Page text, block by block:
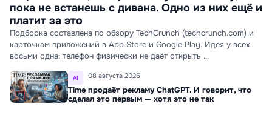
пока не встанешь с дивана. Одно из них ещё и
платит за это
Подборка составлена по обзору TechCrunch (techcrunch.com) и
карточкам приложений в App Store и Google Play. Идея у всех
восьми одна: телефон физически не даёт открыть ...
AI 08 августа 2026
Time продаёт рекламу ChatGPT. И говорит, что
сделал это первым — хотя это не так